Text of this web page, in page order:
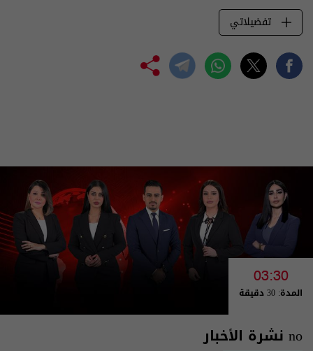
تفضيلاتي
03:30
المدة: 30 دقيقة
no نشرة الأخبار